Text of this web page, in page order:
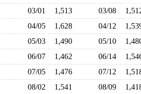
03/01 1,513 03/08
04/05 1,628 04/12
05/03 1,490 05/10
06/07 1,462 06/14
07/05 1,476 07/12
08/02 1,541 08/09